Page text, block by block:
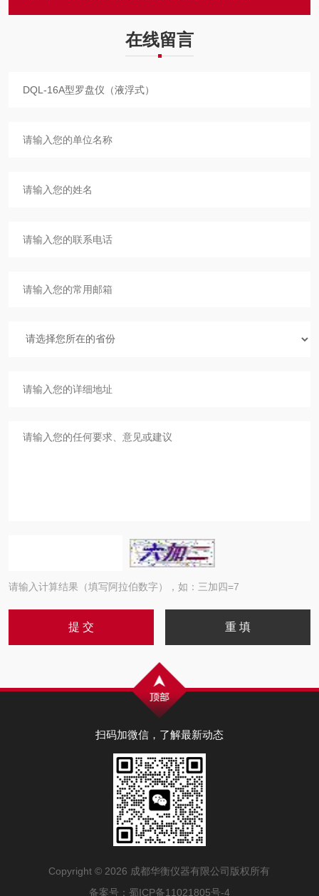
在线留言
请输入计算结果（填写阿拉伯数字），如：三加四=7
扫码加微信，了解最新动态
Copyright © 2026 成都华衡仪器有限公司版权所有
备案号： 蜀ICP备11021805号-4